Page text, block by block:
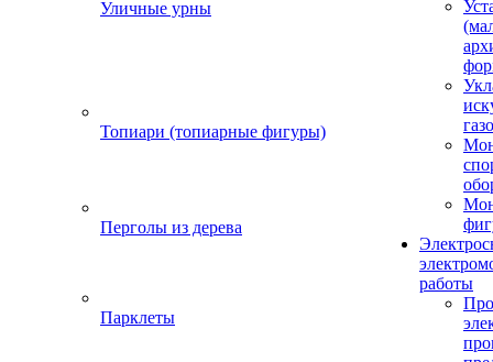
Уличные урны
Топиари (топиарные фигуры)
Перголы из дерева
Парклеты
работы